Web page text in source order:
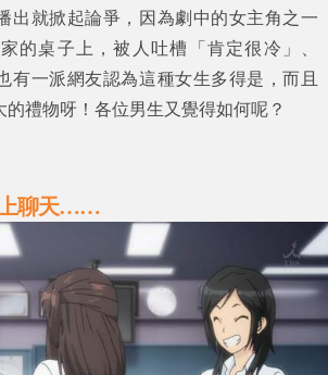
出就掀起論爭，因為劇中的女主角之一
的桌子上，被人吐槽 「肯定很冷」、
有一派網友認為這種女生多得是，而且
禮物呀！各位男生又覺得如何呢？
上聊天……